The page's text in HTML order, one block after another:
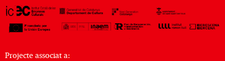
Projecte associat a: